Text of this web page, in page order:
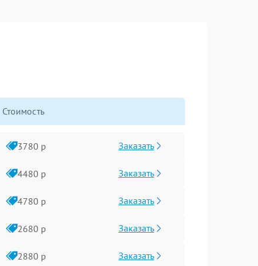
Стоимость
3780 р Заказать
4480 р Заказать
4780 р Заказать
2680 р Заказать
2880 р Заказать